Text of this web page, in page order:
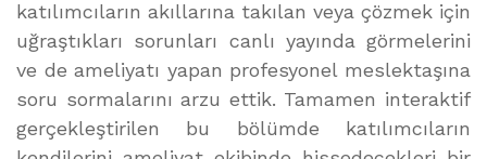
katılımcıların akıllarına takılan veya çözmek için
uğraştıkları sorunları canlı yayında görmelerini
ve de ameliyatı yapan profesyonel meslektaşına
soru sormalarını arzu ettik. Tamamen interaktif
gerçekleştirilen bu bölümde katılımcıların